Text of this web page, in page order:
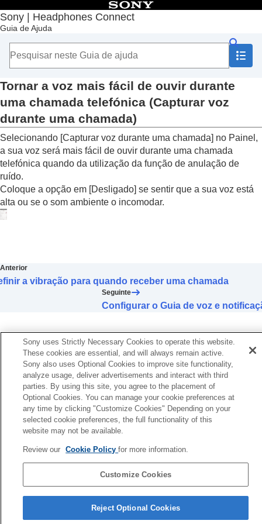
Sony | Headphones Connect
Guia de Ajuda
Índice
Início
Iniciação
Instruções de utilização
Acerca do Painel do “Sony | Headphones
Funções apresentadas no separador [Estado]
Funções apresentadas no separador [Som]
Funções apresentadas no separador [Sistema]
Ativar uma ligação multiponto (Ligar a 2
dispositiv. em simultâneo)
Alterar a definição de Assistente de Voz
Alterar a definição de ligar/desligar a ativação
Assistente de Voz com a sua voz )
Ajustar automaticamente o volume de acordo
Alterar as definiçõesToque em área larga
Configurar o painel de controlo com sensor
Alterar o serviço atribuído aQuick Access
Mudar a definição de prioridade da ligação
BLUETOOTHconnection (LE Audio)
(Qualidade da ligação LE Audio )
Ativar o controlo dos auscultadores através
de gestos de aceno e de agitação da cabeça
(Gestos de cabeça)
Definir uma ligaçãoLE Audiopara os
auscultadores
Determinar o tamanho ideal dos auriculares
Definição para a alimentação ser desligada
automaticamente (Desligamento Automático
Suspender a reprodução de música quando
os auscultadores são retirados dos ouvidos
Pausa ao retirar os auscultadores
Tornar a voz mais fácil de ouvir durante
uma chamada telefónica (Capturar voz
durante uma chamada)
Selecionando [Capturar voz durante uma chamada] no Painel,
a sua voz será mais fácil de ouvir durante uma chamada
telefónica quando da utilização da função de anulação de
ruído.
Coloque a opção em [Desligado] se sentir que a sua voz está
alta ou se o som ambiente o incomodar.
Anterior
a vibração para quando receber uma chamada
Seguinte
Configurar o Guia de voz e
Página de seleção de idioma
4-730-254-96(1)
Sony uses Strictly Necessary Cookies to operate this website.
These cookies are essential, and will always remain active.
Sony also uses Optional Cookies to improve site functionality,
analyze usage, deliver advertisements and interact with third
parties. By using this site, you agree to the placement of
Optional Cookies. You can manage your cookie preferences at
any time by clicking "Customize Cookies" Depending on your
selected cookie preferences, the full functionality of this
website may not be available.
Review our Cookie Policyfor more information.
Customize Cookies
Reject Optional Cookies